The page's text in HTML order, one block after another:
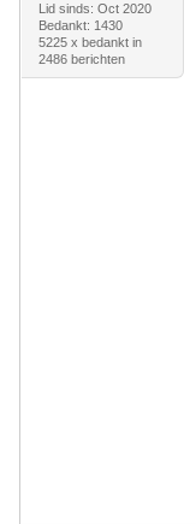
Lid sinds: Oct 2020
Bedankt: 1430
5225 x bedankt in
2486 berichten